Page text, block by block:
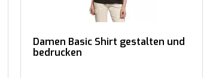
Damen Basic Shirt gestalten und
bedrucken